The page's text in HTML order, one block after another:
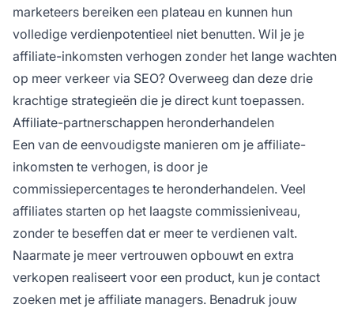
marketeers bereiken een plateau en kunnen hun
volledige verdienpotentieel niet benutten. Wil je je
affiliate-inkomsten verhogen zonder het lange wachten
op meer verkeer via SEO? Overweeg dan deze drie
krachtige strategieën die je direct kunt toepassen.
Affiliate-partnerschappen heronderhandelen
Een van de eenvoudigste manieren om je affiliate-
inkomsten te verhogen, is door je
commissiepercentages te heronderhandelen. Veel
affiliates starten op het laagste commissieniveau,
zonder te beseffen dat er meer te verdienen valt.
Naarmate je meer vertrouwen opbouwt en extra
verkopen realiseert voor een product, kun je contact
zoeken met je affiliate managers. Benadruk jouw